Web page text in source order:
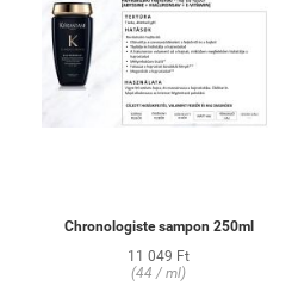
Chronologiste sampon 250ml
11 049 Ft
(44 / ml)